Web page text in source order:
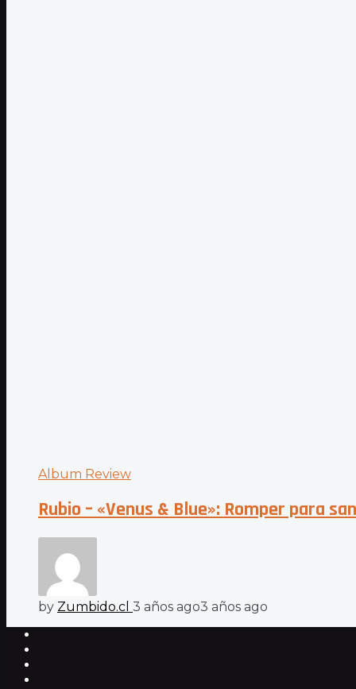
Album Review
Rubio – «Venus & Blue»: Romper para
by Zumbido.cl 3 años ago3 años ago